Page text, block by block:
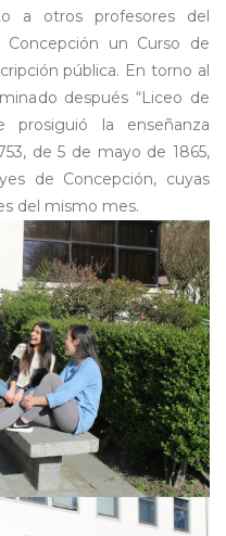
a otros profesores del
un Curso de
pública. En torno al
después “Liceo de
prosiguió la enseñanza
de 5 de mayo de 1865,
de Concepción, cuyas
del mismo mes.